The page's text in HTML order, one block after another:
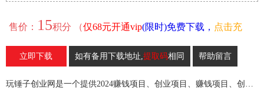
售价： 15积分 （仅68元开通vip(限时)免费下载， 点击充
）
立即下载 如有备用下载地址,提取码相同 帮助留言
玩锤子创业网是一个提供2024赚钱项目、创业项目、赚钱项目、创业赚钱教程、引流教程的创业网,欢迎来玩锤子创业网！